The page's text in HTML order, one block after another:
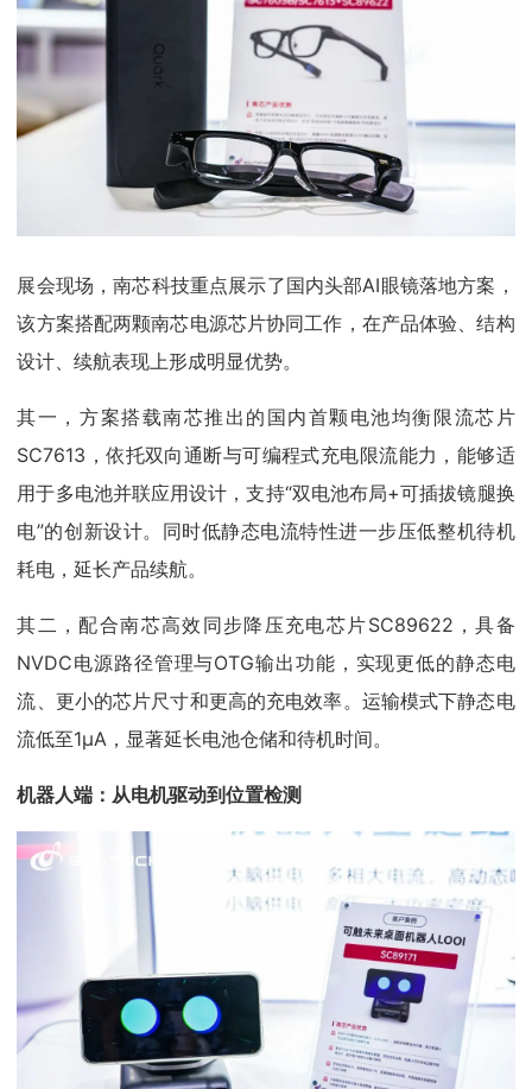
展会现场，南芯科技重点展示了国内头部AI眼镜落地方案，
该方案搭配两颗南芯电源芯片协同工作，在产品体验、结构
设计、续航表现上形成明显优势。
其一，方案搭载南芯推出的国内首颗电池均衡限流芯片
SC7613，依托双向通断与可编程式充电限流能力，能够适
用于多电池并联应用设计，支持“双电池布局+可插拔镜腿换
电”的创新设计。同时低静态电流特性进一步压低整机待机
耗电，延长产品续航。
其二，配合南芯高效同步降压充电芯片SC89622，具备
NVDC电源路径管理与OTG输出功能，实现更低的静态电
流、更小的芯片尺寸和更高的充电效率。运输模式下静态电
流低至1μA，显著延长电池仓储和待机时间。
机器人端：从电机驱动到位置检测